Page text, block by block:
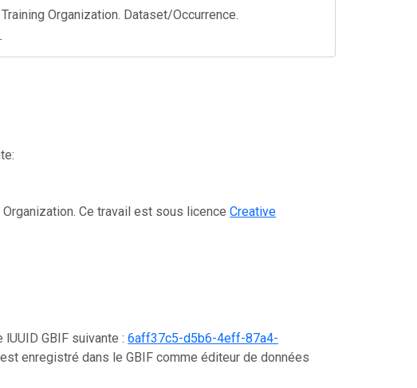
Organization. Dataset/Occurrence.
Ce travail est sous licenceCreative
GBIF suivante :6aff37c5-d5b6-4eff-87a4-
enregistré dans le GBIF comme éditeur de données